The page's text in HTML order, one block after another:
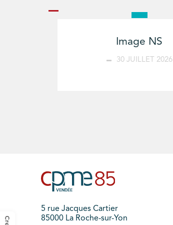
Image NS
30 JUILLET 2026
5 rue Jacques Cartier
85000 La Roche-sur-Yon